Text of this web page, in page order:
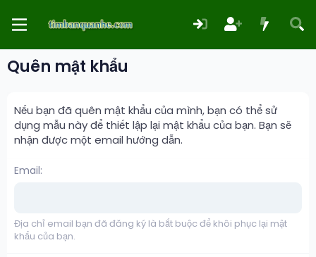
Quên mật khẩu
Nếu bạn đã quên mật khẩu của mình, bạn có thể sử
dụng mẫu này để thiết lập lại mật khẩu của bạn. Bạn sẽ
nhận được một email hướng dẫn.
Email
Địa chỉ email bạn đã đăng ký là bắt buộc để khôi phục lại mật
khẩu của bạn.